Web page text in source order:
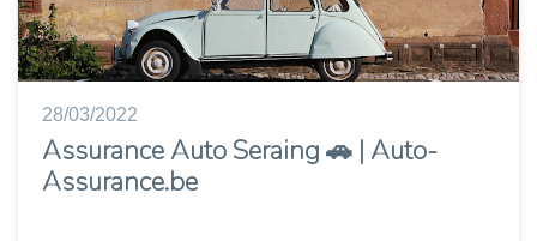
28/03/2022
Assurance Auto Seraing 🚗 | Auto-
Assurance.be